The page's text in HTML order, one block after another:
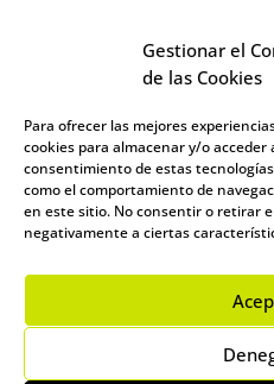
Gestionar el
de las Cookies
Para ofrecer las mejores
cookies para almacenar y/o
consentimiento de estas
como el comportamiento de
en este sitio. No consentir o retirar
negativamente a ciertas
CONTACTO
Av. Virgen del Val, 51
Alcalá de Henares,